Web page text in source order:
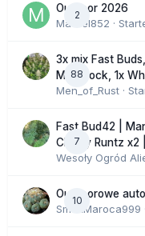
2
Outdoor 2026
Marcel852 ·
88
3x mix Fast
Moonrock, 1x
Men_of_Rust ·
7
Fast Bud42 |
Cherry Runtz x2
Wesoły Ogród
10
Outdoorowe
SmakMaroca999